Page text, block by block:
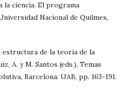
la ciencia. El programa
Nacional de Quilmes,
estructura de la teoría de la
A. y M. Santos (eds.), Temas
Barcelona: UAB, pp. 163-191.